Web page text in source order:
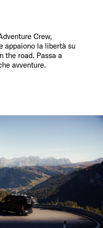
Crew,
appaiono la libertà su
the road. Passa a
avventure.